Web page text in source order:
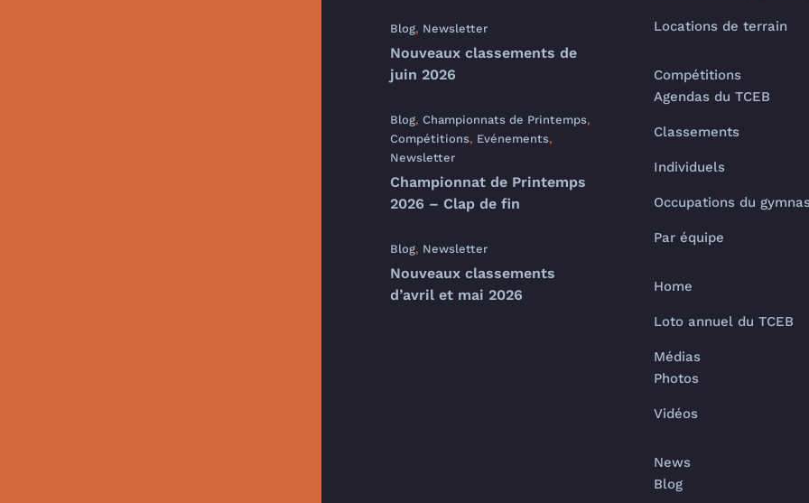
Blog, Newsletter
Nouveaux classements de
juin 2026
Blog, Championnats de Printemps,
Compétitions, Evénements,
Newsletter
Championnat de Printemps
2026 – Clap de fin
Blog, Newsletter
Nouveaux classements
d’avril et mai 2026
Locations de terrain
Compétitions
Agendas du TCEB
Classements
Individuels
Occupations du
Par équipe
Home
Loto annuel du TCEB
Médias
Photos
Vidéos
News
Blog